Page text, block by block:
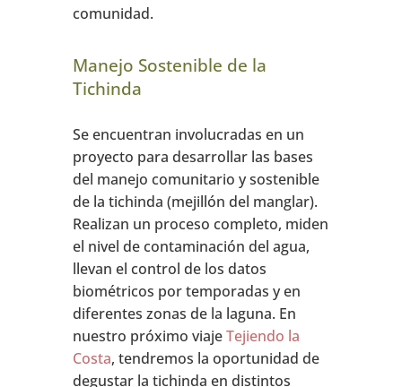
comunidad.
Manejo Sostenible de la
Tichinda
Se encuentran involucradas en un
proyecto para desarrollar las bases
del manejo comunitario y sostenible
de la tichinda (mejillón del manglar).
Realizan un proceso completo, miden
el nivel de contaminación del agua,
llevan el control de los datos
biométricos por temporadas y en
diferentes zonas de la laguna. En
nuestro próximo viajeTejiendo la
Costa, tendremos la oportunidad de
degustar la tichinda en distintos